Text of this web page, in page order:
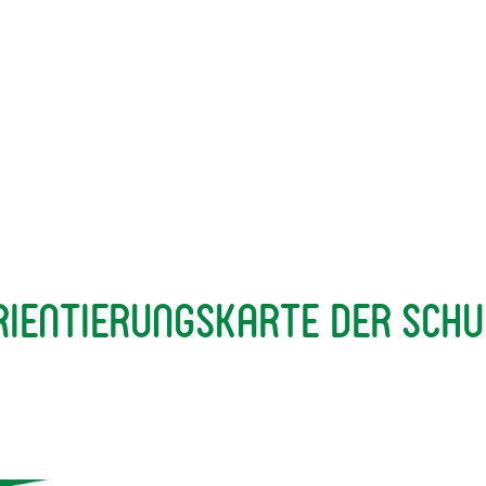
der